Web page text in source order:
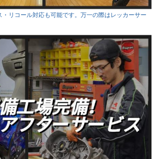
リコール対応も可能です。万一の際はレッカーサー